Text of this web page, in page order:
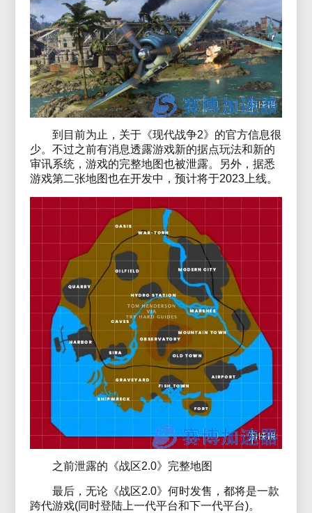
到目前为止，关于《现代战争2》的官方信息很
少。不过之前有消息透露游戏新的据点玩法和新的
审讯系统，游戏的完整地图也被泄露。另外，据悉
游戏第二张地图也在开发中，预计将于2023上线。
之前泄露的《战区2.0》完整地图
最后，无论《战区2.0》何时发售，都将是一款
跨代游戏(同时登陆上一代平台和下一代平台)。